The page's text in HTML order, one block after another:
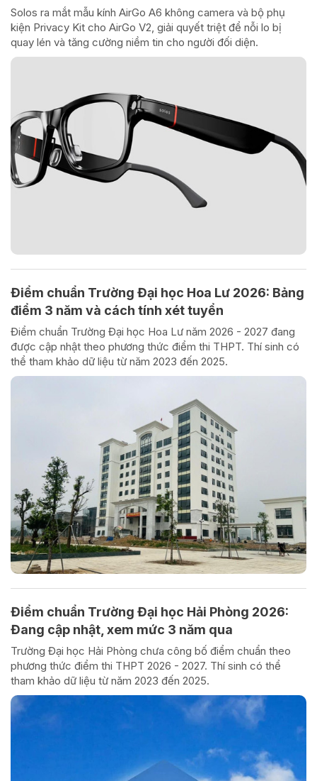
Solos ra mắt mẫu kính AirGo A6 không camera và bộ phụ
kiện Privacy Kit cho AirGo V2, giải quyết triệt để nỗi lo bị
quay lén và tăng cường niềm tin cho người đối diện.
Điểm chuẩn Trường Đại học Hoa Lư 2026: Bảng
điểm 3 năm và cách tính xét tuyển
Điểm chuẩn Trường Đại học Hoa Lư năm 2026 - 2027 đang
được cập nhật theo phương thức điểm thi THPT. Thí sinh có
thể tham khảo dữ liệu từ năm 2023 đến 2025.
Điểm chuẩn Trường Đại học Hải Phòng 2026:
Đang cập nhật, xem mức 3 năm qua
Trường Đại học Hải Phòng chưa công bố điểm chuẩn theo
phương thức điểm thi THPT 2026 - 2027. Thí sinh có thể
tham khảo dữ liệu từ năm 2023 đến 2025.